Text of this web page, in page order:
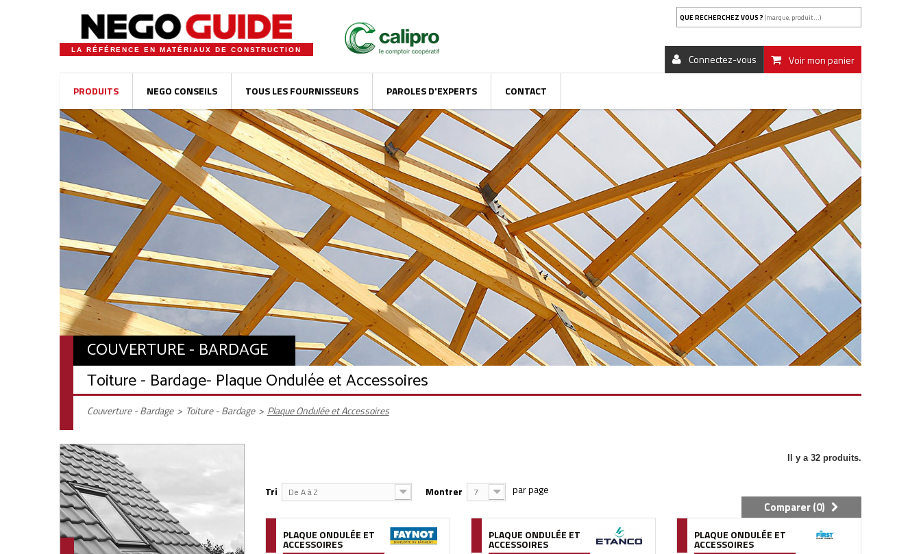
LA RÉFÉRENCE EN MATÉRIAUX DE CONSTRUCTION
QUE RECHERCHEZ VOUS ? (marque, produit...)
Voir mon panier
Connectez-vous
PRODUITS NEGO CONSEILS TOUS LES FOURNISSEURS PAROLES D'EXPERTS CONTACT
COUVERTURE - BARDAGE
Toiture - Bardage- Plaque Ondulée et Accessoires
Couverture - Bardage > Toiture - Bardage > Plaque Ondulée et Accessoires
Il y a 32 produits.
Tri De A à Z Montrer 7
Comparer (0)
PLAQUE ONDULÉE ET
ACCESSOIRES
PLAQUE ONDULÉE ET
ACCESSOIRES
PLAQUE ONDULÉE ET
ACCESSOIRES